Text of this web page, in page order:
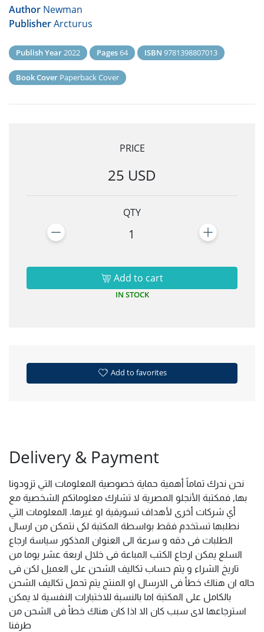
Author Newman
PublisherArcturus
Publish Year2022 Pages64 ISBN 9781398807013
Book Cover Paperback Cover
PRICE
25 USD
QTY
1
Add to cart
IN STOCK
Add to favorites
Delivery & Payment
نحن ندرك تماماً أهمية حماية خصوصية المعلومات التي تزودونا
بها, فمكتبة الأنجلو المصرية لا تشارك معلوماتكم الشخصية مع
أي شركات أخرى لأهداف تسويقية او غيرها. المعلومات التي
نطلبها تستخدم فقط بواسطة المكتبة لكى نتمكن من ارسال
الطلبات فى دقه و سرعة الى العنوان المذكور سياسة ارجاع
السلع يمكن ارجاع الكتب المباعة فى خلال اربعة عشر يوما من
تاريخ الشراء و يتم حساب تكاليف الشحن على العميل لكن فى
حاله ان هناك خطأ فى الارسال او المنتج يتم تحمل تكاليف الشحن
بالكامل على المكتبة اما بالنسبة للاختبارات النفسية لا يمكن
استرجاعها لاى سبب كان الا اذا كان هناك خطأ فى الشحن من
طرفنا